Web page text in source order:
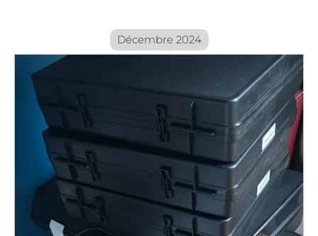
Décembre 2024